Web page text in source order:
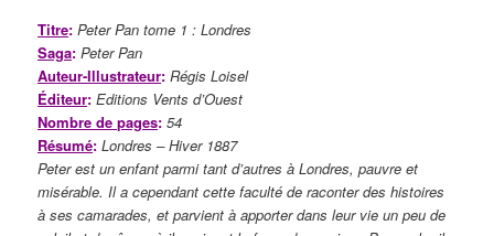
Titre: Peter Pan tome 1 : Londres
Saga: Peter Pan
Auteur-Illustrateur:Régis Loisel
Éditeur: Editions Vents d’Ouest
Nombre de pages: 54
Résumé: Londres – Hiver 1887
Peter est un enfant parmi tant d’autres à Londres, pauvre et
misérable. Il a cependant cette faculté de raconter des histoires
à ses camarades, et parvient à apporter dans leur vie un peu de